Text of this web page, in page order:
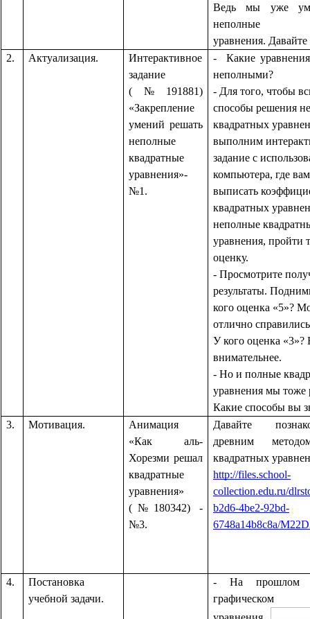
Ведь мы уже
неполные
уравнения.
2.
Актуализация.
Интерактивное
задание
(№191881)
«Закрепление
умений решать
неполные
квадратные
уравнения»-
№1.
- Какие
неполными?
- Для того, чтобы
способы решения
квадратных
выполним
задание с
компьютера, где
выписать
квадратных
неполные
уравнения, пройти
оценку.
- Просмотрите
результаты.
кого оценка «5»?
отлично
У кого оценка
внимательнее.
- Но и полные
уравнения мы тоже
Какие способы вы
3.
Мотивация.
Анимация
«Как аль-
Хорезми решал
квадратные
уравнения»
(№180342) -
№3.
Давайте
древним
квадратных
http://files.school-
collection.edu.ru/
b2d6-4be2-92bd-
6748a14b8c8a/
4.
Постановка
учебной задачи.
- На прошлом